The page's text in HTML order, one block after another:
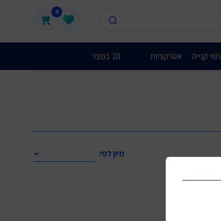
0
קנייה אטרקציות 10 במצר
מיון לפי: